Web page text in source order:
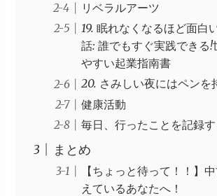
リベラルアーツ
19. 眠れなくなるほど面白
話: 誰でもすぐ実践できる!
やすい起業指南書
20. さみしい夜にはペンを
健康活動
毎日、行ったことを記録す
まとめ
【ちょっと待って！！】
えているあなたへ！